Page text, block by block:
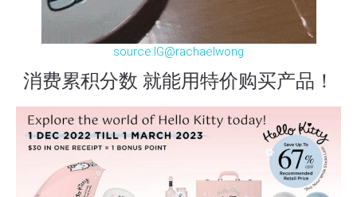
source:IG@rachaelwong
消费累积分数 就能用特价购买产品！